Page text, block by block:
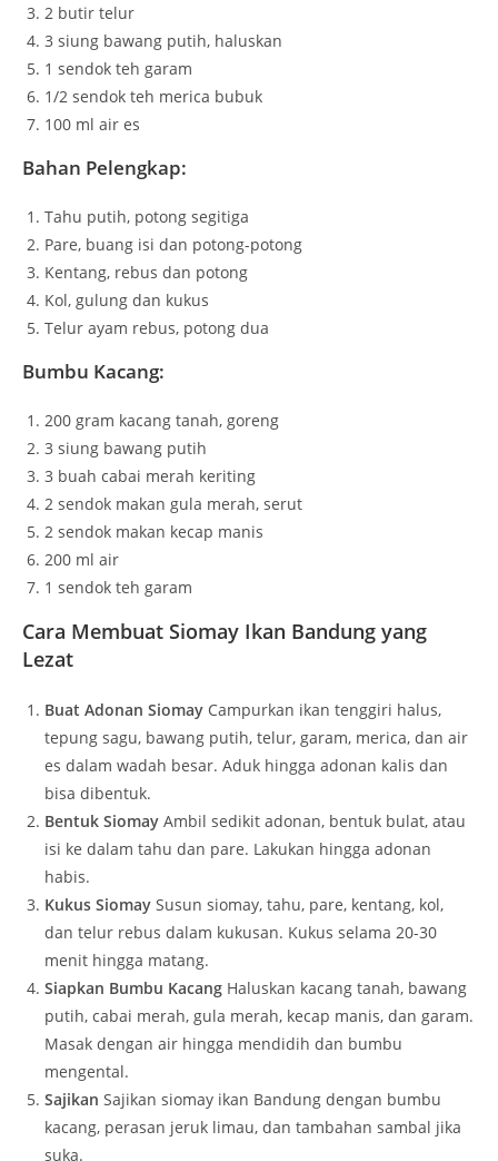
2 butir telur
3 siung bawang putih, haluskan
1 sendok teh garam
1/2 sendok teh merica bubuk
100 ml air es
Bahan Pelengkap:
Tahu putih, potong segitiga
Pare, buang isi dan potong-potong
Kentang, rebus dan potong
Kol, gulung dan kukus
Telur ayam rebus, potong dua
Bumbu Kacang:
200 gram kacang tanah, goreng
3 siung bawang putih
3 buah cabai merah keriting
2 sendok makan gula merah, serut
2 sendok makan kecap manis
200 ml air
1 sendok teh garam
Cara Membuat Siomay Ikan Bandung yang
Lezat
Buat Adonan Siomay Campurkan ikan tenggiri halus,
tepung sagu, bawang putih, telur, garam, merica, dan air
es dalam wadah besar. Aduk hingga adonan kalis dan
bisa dibentuk.
Bentuk Siomay Ambil sedikit adonan, bentuk bulat, atau
isi ke dalam tahu dan pare. Lakukan hingga adonan
habis.
Kukus Siomay Susun siomay, tahu, pare, kentang, kol,
dan telur rebus dalam kukusan. Kukus selama 20-30
menit hingga matang.
Siapkan Bumbu Kacang Haluskan kacang tanah, bawang
putih, cabai merah, gula merah, kecap manis, dan garam.
Masak dengan air hingga mendidih dan bumbu
mengental.
Sajikan Sajikan siomay ikan Bandung dengan bumbu
kacang, perasan jeruk limau, dan tambahan sambal jika
suka.